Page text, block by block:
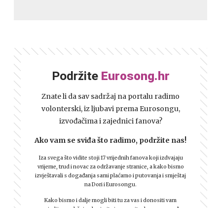
Podržite Eurosong.hr
Znate li da sav sadržaj na portalu radimo
volonterski, iz ljubavi prema Eurosongu,
izvođačima i zajednici fanova?
Ako vam se sviđa što radimo, podržite nas!
Iza svega što vidite stoji 17 vrijednih fanova koji izdvajaju
vrijeme, trud i novac za održavanje stranice, a kako bismo
izvještavali s događanja sami plaćamo i putovanja i smještaj
na Dori i Eurosongu.
Kako bismo i dalje mogli biti tu za vas i donositi vam